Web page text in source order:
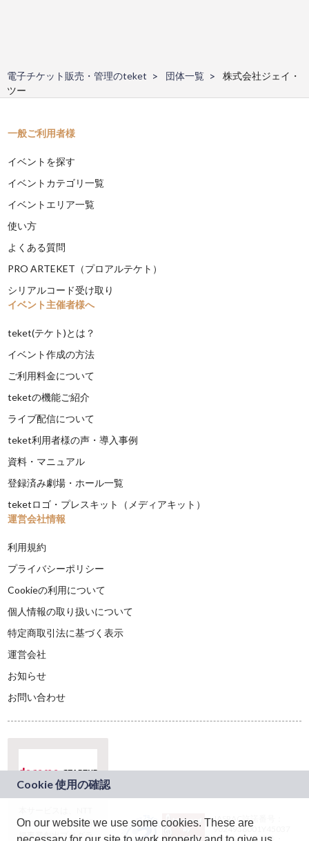
電子チケット販売・管理のteket 団体一覧
株式会社ジェイ・
ツー
一般ご利用者様
イベントを探す
イベントカテゴリ一覧
イベントエリア一覧
使い方
よくある質問
PRO ARTEKET（プロアルテケト）
シリアルコード受け取り
イベント主催者様へ
teket(テケト)とは？
イベント作成の方法
ご利用料金について
teketの機能ご紹介
ライブ配信について
teket利用者様の声・導入事例
資料・マニュアル
登録済み劇場・ホール一覧
teketロゴ・プレスキット（メディアキット）
運営会社情報
利用規約
プライバシーポリシー
Cookieの利用について
個人情報の取り扱いについて
特定商取引法に基づく表示
運営会社
お知らせ
お問い合わせ
ドコモグループの新
規事業創出プログラ
JASRAC許諾番号：
9024936001Y45037
On our website we use some cookies. These are